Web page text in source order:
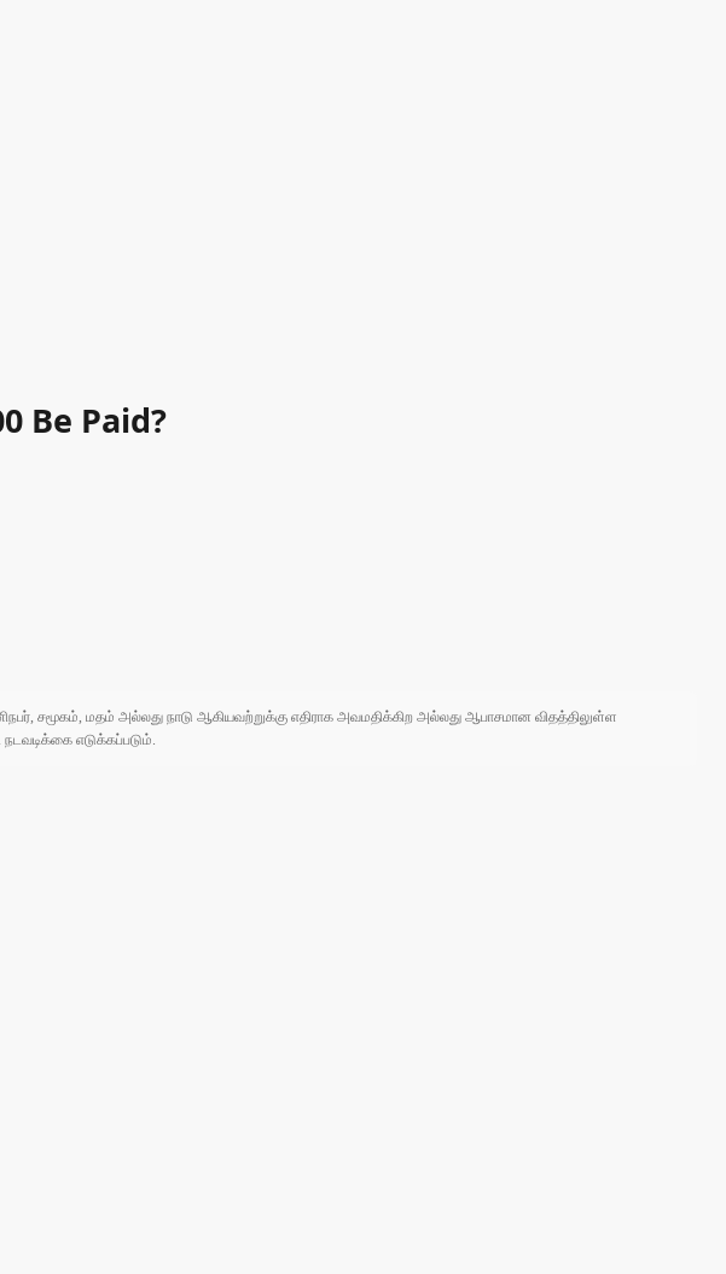
Be Paid?
சமூகம், மதம் அல்லது நாடு ஆகியவற்றுக்கு எதிராக அவமதிக்கிற அல்லது ஆபாசமான விதத்திலுள்ள
எடுக்கப்படும்.